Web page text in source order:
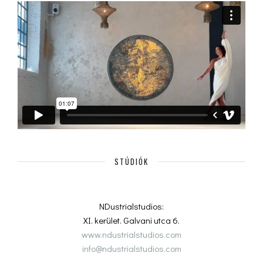
STÚDIÓK
NDustrialstudios:
XI. kerület. Galvani utca 6.
www.ndustrialstudios.com
info@ndustrialstudios.com